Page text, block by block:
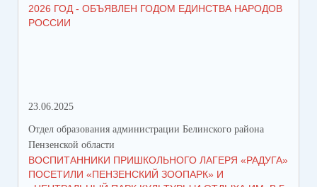
2026 ГОД - ОБЪЯВЛЕН ГОДОМ ЕДИНСТВА НАРОДОВ
РОССИИ
23.06.2025
Отдел образования администрации Белинского района
Пензенской области
ВОСПИТАННИКИ ПРИШКОЛЬНОГО ЛАГЕРЯ «РАДУГА»
ПОСЕТИЛИ «ПЕНЗЕНСКИЙ ЗООПАРК» И